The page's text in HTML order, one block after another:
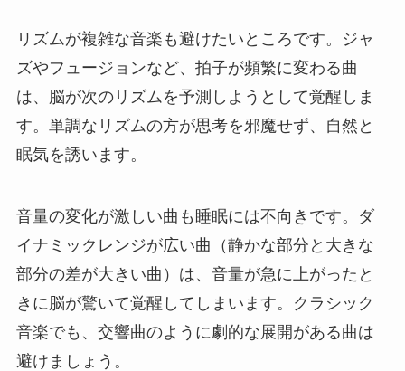
リズムが複雑な音楽も避けたいところです。ジャ
ズやフュージョンなど、拍子が頻繁に変わる曲
は、脳が次のリズムを予測しようとして覚醒しま
す。単調なリズムの方が思考を邪魔せず、自然と
眠気を誘います。
音量の変化が激しい曲も睡眠には不向きです。ダ
イナミックレンジが広い曲（静かな部分と大きな
部分の差が大きい曲）は、音量が急に上がったと
きに脳が驚いて覚醒してしまいます。クラシック
音楽でも、交響曲のように劇的な展開がある曲は
避けましょう。